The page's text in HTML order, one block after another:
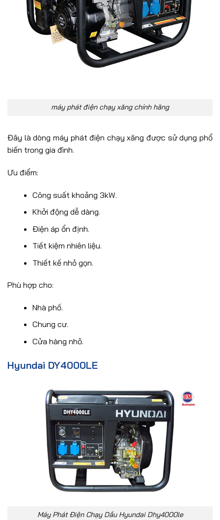
máy phát điện chạy xăng chính hãng
Đây là dòng máy phát điện chạy xăng được sử dụng phổ
biến trong gia đình.
Ưu điểm:
Công suất khoảng 3kW.
Khởi động dễ dàng.
Điện áp ổn định.
Tiết kiệm nhiên liệu.
Thiết kế nhỏ gọn.
Phù hợp cho:
Nhà phố.
Chung cư.
Cửa hàng nhỏ.
Hyundai DY4000LE
Máy Phát Điện Chạy Dầu Hyundai Dhy4000le